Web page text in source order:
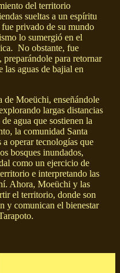
del territorio
sueltas a un espíritu
privado de su mundo
lo sumergió en el
No obstante, fue
para retornar
las aguas de bajial en
Moeüchi, enseñándole
largas distancias
agua que sostienen la
la comunidad Santa
operar tecnologías que
bosques inundados,
como un ejercicio de
e interpretando las
Ahora, Moeüchi y las
el territorio, donde son
y comunican el bienestar